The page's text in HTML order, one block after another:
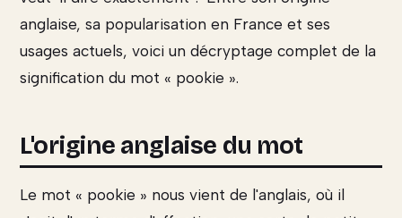
anglaise, sa popularisation en France et ses
usages actuels, voici un décryptage complet de la
signification du mot « pookie ».
L'origine anglaise du mot
Le mot « pookie » nous vient de l'anglais, où il